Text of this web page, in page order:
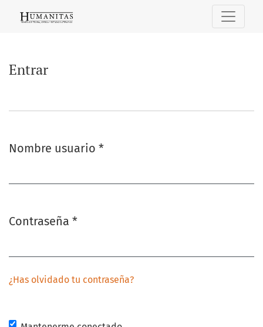
Entrar
Entrar
Nombre usuario *
Contraseña *
¿Has olvidado tu contraseña?